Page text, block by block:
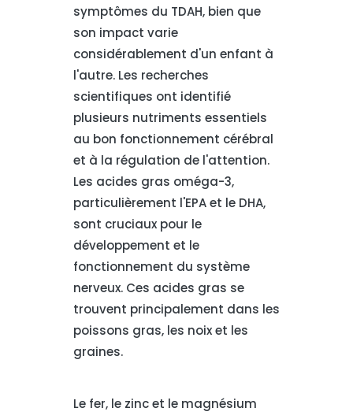
symptômes du TDAH, bien que
son impact varie
considérablement d'un enfant à
l'autre. Les recherches
scientifiques ont identifié
plusieurs nutriments essentiels
au bon fonctionnement cérébral
et à la régulation de l'attention.
Les acides gras oméga-3,
particulièrement l'EPA et le DHA,
sont cruciaux pour le
développement et le
fonctionnement du système
nerveux. Ces acides gras se
trouvent principalement dans les
poissons gras, les noix et les
graines.
Le fer, le zinc et le magnésium